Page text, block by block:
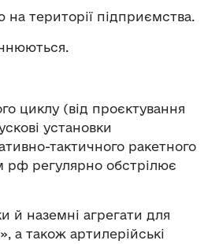
території підприємства.
циклу (від проєктування
установки
тактичного ракетного
рф регулярно обстрілює
й наземні агрегати для
а також артилерійські